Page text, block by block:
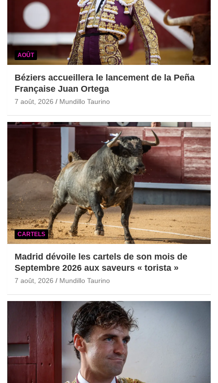
AOÛT
Béziers accueillera le lancement de la Peña
Française Juan Ortega
7 août, 2026 Mundillo Taurino
CARTELS
Madrid dévoile les cartels de son mois de
Septembre 2026 aux saveurs « torista »
7 août, 2026 Mundillo Taurino